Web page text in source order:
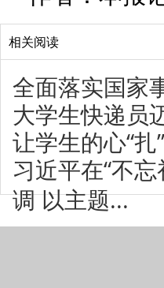
相关阅读
全面落实国家
大学生快递员
让学生的心“扎
习近平在“不
调 以主题...